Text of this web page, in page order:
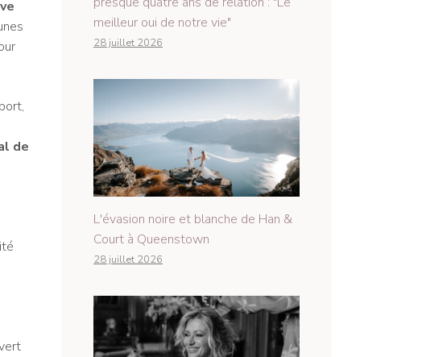
de
meilleur oui de notre vie"
28 juillet 2026
L'évasion noire et blanche de Han &
Court à Queenstown
28 juillet 2026